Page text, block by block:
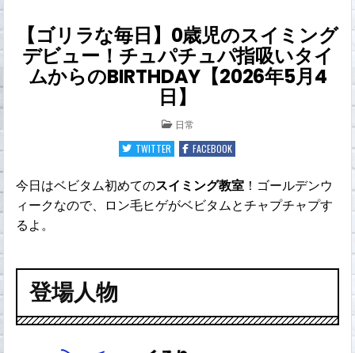
【ゴリラな毎日】0歳児のスイミング
デビュー！チュパチュパ指吸いタイ
ムからのBIRTHDAY【2026年5月4
日】
POSTED
IN
日常
TWITTER
FACEBOOK
今日はベビタム初めてのスイミング教室 ！ゴールデンウ
ィークなので、ロン毛ヒゲがベビタムとチャプチャプす
るよ。
登場人物